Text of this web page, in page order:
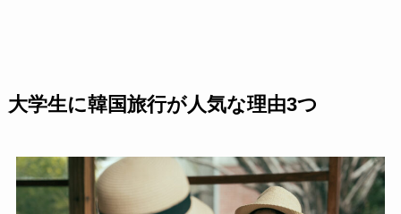
大学生に韓国旅行が人気な理由3つ